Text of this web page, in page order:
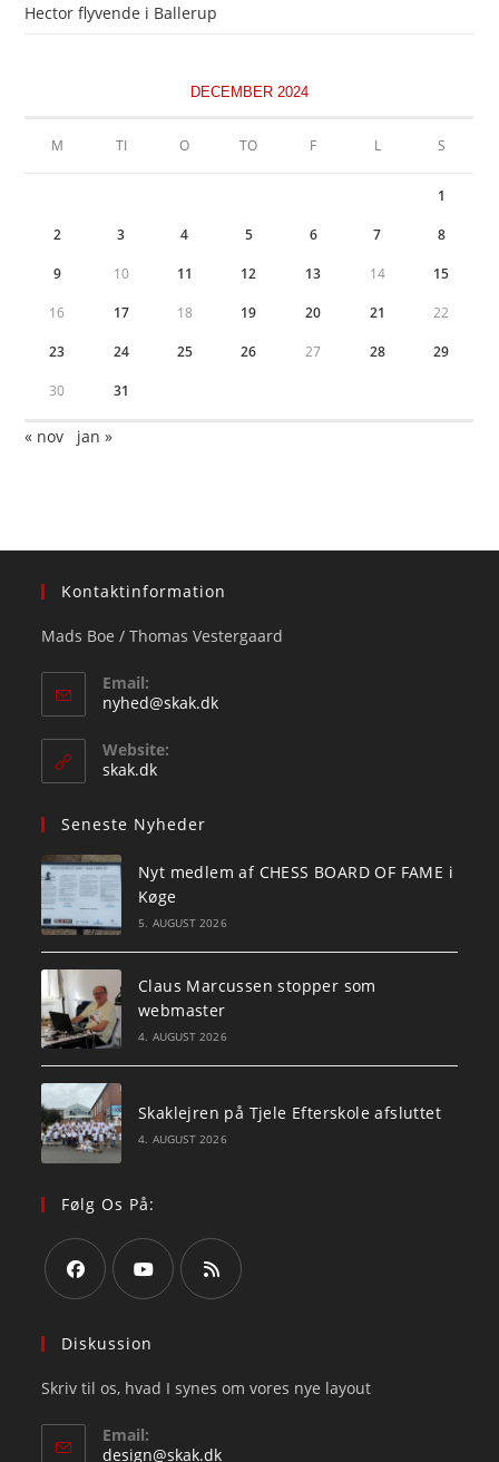
Hector flyvende i Ballerup
DECEMBER 2024
M TI O TO F L S
1
2 3 4 5 6 7 8
9 10 11 12 13 14 15
16 17 18 19 20 21 22
23 24 25 26 27 28 29
30 31
« nov jan »
Kontaktinformation
Mads Boe / Thomas Vestergaard
Email:
nyhed@skak.dkOpens
Website:
skak.dk
Seneste Nyheder
Nyt medlem af CHESS BOARD OF FAME i
Køge
5. AUGUST 2026
Claus Marcussen stopper som
webmaster
4. AUGUST 2026
Skaklejren på Tjele Efterskole afsluttet
4. AUGUST 2026
Følg Os På:
in
new
tab
in
new
new
Diskussion
Skriv til os, hvad I synes om vores nye layout
Email:
design@skak.dkOpens